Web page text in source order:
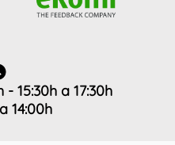
15:30h a 17:30h
14:00h